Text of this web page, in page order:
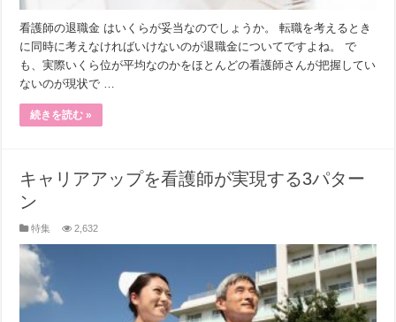
看護師の退職金 はいくらが妥当なのでしょうか。 転職を考えるとき
に同時に考えなければいけないのが退職金についてですよね。 で
も、実際いくら位が平均なのかをほとんどの看護師さんが把握してい
ないのが現状で …
続きを読む »
キャリアアップを看護師が実現する3パター
ン
特集 2,632